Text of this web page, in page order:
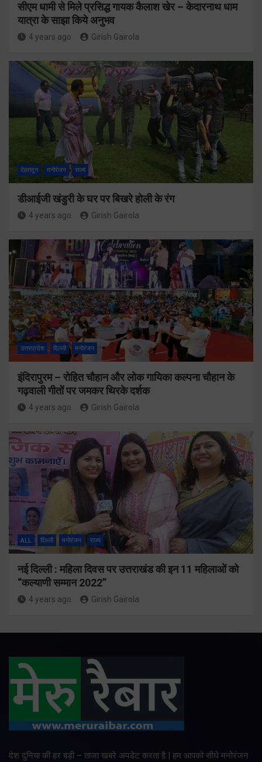
सीएम धामी से मिले प्रसिद्ध गायक कैलाश खेर – केदारनाथ धाम
यात्रा के साझा किये अनुभव
4 years ago Girish Gairola
देहरादून मनोरंजन राज्य
डीआईजी खंडुरी के घर पर बिखरे होली के रंग
4 years ago Girish Gairola
उत्तरप्रदेश दिल्ली मनोरंजन
इंदिरापुरम – रोहित चौहान और लोक गायिका कल्पना चौहान के
गढ़वाली गीतों पर जमकर थिरके दर्शक
4 years ago Girish Gairola
ALL दिल्ली मनोरंजन राज्य
नई दिल्ली : महिला दिवस पर उत्तराखंड की इन 11 महिलाओं को
“कल्याणी सम्मान 2022”
4 years ago Girish Gairola
देश दुनिया की हर बड़ी – ताजा खबरे अपडेट करता है | हम आपको सीधे मनोरंजन